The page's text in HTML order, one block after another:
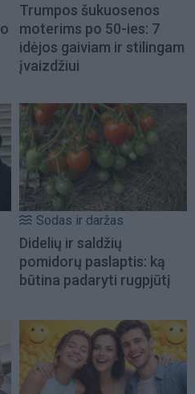
Trumpos šukuosenos
moterims po 50-ies: 7
idėjos gaiviam ir stilingam
įvaizdžiui
Sodas ir daržas
Didelių ir saldžių
pomidorų paslaptis: ką
būtina padaryti rugpjūtį